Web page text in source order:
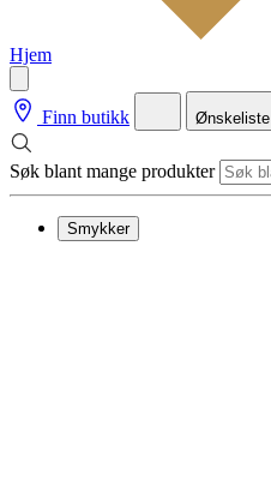
Hjem
Finn butikk Ønskeliste
Søk blant mange produkter
Smykker